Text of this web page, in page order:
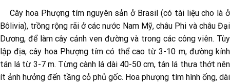
Cây hoa Phượng tím nguyên sản ở Brasil (có tài liệu cho là ở
Bôlivia), trồng rộng rãi ở các nước Nam Mỹ, châu Phi và châu Đại
Dương, để làm cây cảnh ven đường và trong các công viên. Tùy
lập địa, cây hoa Phượng tím có thể cao từ 3-10 m, đường kính
tán lá từ 3-7 m. Từng cành lá dài 40-50 cm, tán lá thưa thớt nên
ít ảnh hưởng đến tầng cỏ phủ gốc. Hoa phượng tím hình ống, dài